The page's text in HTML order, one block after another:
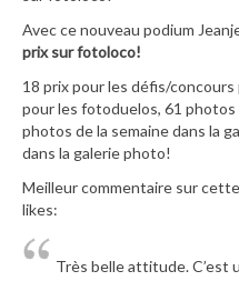
Avec ce nouveau podium
prix sur fotoloco!
18 prix pour les défis/
pour les fotoduelos, 61 photos
photos de la semaine dans la
dans la galerie photo!
Meilleur commentaire sur
likes:
Très belle attitude. C’est